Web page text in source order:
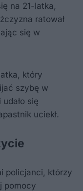
na 21-latka,
ratował
się w
który
szybę w
się
uciekł.
policjanci, którzy
pomocy